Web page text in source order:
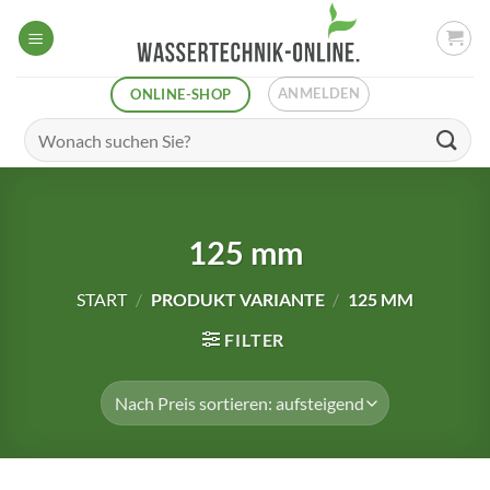
Inhalt
ONLINE-SHOP ANMELDEN
Suchen
nach:
125 mm
START / PRODUKT VARIANTE / 125 MM
FILTER